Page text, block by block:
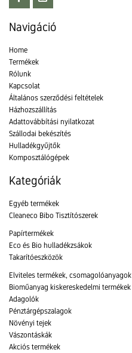
Navigáció
Home
Termékek
Rólunk
Kapcsolat
Általános szerződési feltételek
Házhozszállítás
Adattovábbítási nyilatkozat
Szállodai bekészítés
Hulladékgyűjtők
Komposztálógépek
Kategóriák
Egyéb termékek
Cleaneco Bibo Tisztítószerek
Papírtermékek
Eco és Bio hulladékzsákok
Takarítóeszközök
Elviteles termékek, csomagolóanyagok
Bioműanyag kiskereskedelmi termékek
Adagolók
Pénztárgépszalagok
Növényi tejek
Vászontáskák
Akciós termékek